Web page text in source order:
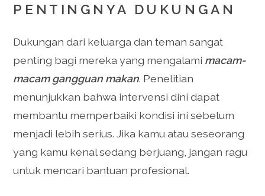
PENTINGNYA DUKUNGAN
Dukungan dari keluarga dan teman sangat
penting bagi mereka yang mengalami macam-
macam gangguan makan. Penelitian
menunjukkan bahwa intervensi dini dapat
membantu memperbaiki kondisi ini sebelum
menjadi lebih serius. Jika kamu atau seseorang
yang kamu kenal sedang berjuang, jangan ragu
untuk mencari bantuan profesional.